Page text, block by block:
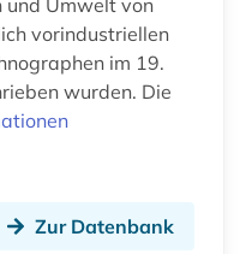
und Umwelt von
vorindustriellen
im 19.
wurden. Die
Zur Datenbank